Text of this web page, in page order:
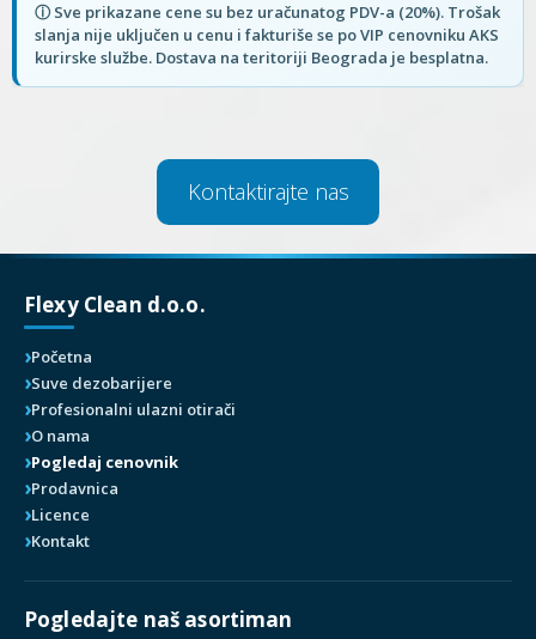
Kontaktirajte nas
Flexy Clean d.o.o.
Početna
Suve dezobarijere
Profesionalni ulazni otirači
O nama
Pogledaj cenovnik
Prodavnica
Licence
Kontakt
Pogledajte naš asortiman